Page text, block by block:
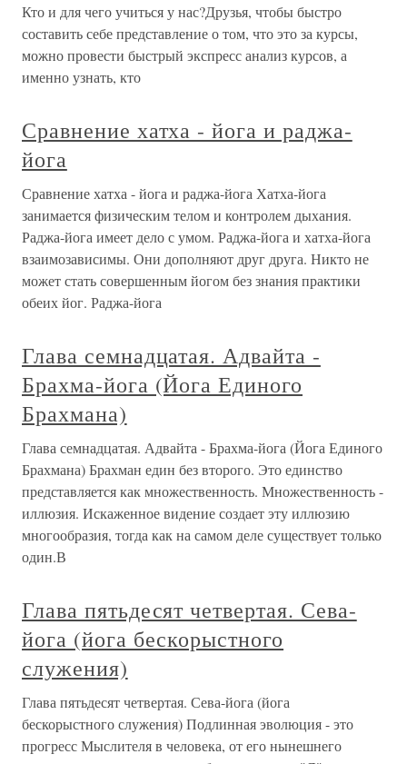
Кто и для чего учиться у нас?Друзья, чтобы быстро
составить себе представление о том, что это за курсы,
можно провести быстрый экспресс анализ курсов, а
именно узнать, кто
Сравнение хатха - йога и раджа-
йога
Сравнение хатха - йога и раджа-йога Хатха-йога
занимается физическим телом и контролем дыхания.
Раджа-йога имеет дело с умом. Раджа-йога и хатха-йога
взаимозависимы. Они дополняют друг друга. Никто не
может стать совершенным йогом без знания практики
обеих йог. Раджа-йога
Глава семнадцатая. Адвайта -
Брахма-йога (Йога Единого
Брахмана)
Глава семнадцатая. Адвайта - Брахма-йога (Йога Единого
Брахмана) Брахман един без второго. Это единство
представляется как множественность. Множественность -
иллюзия. Искаженное видение создает эту иллюзию
многообразия, тогда как на самом деле существует только
один.В
Глава пятьдесят четвертая. Сева-
йога (йога бескорыстного
служения)
Глава пятьдесят четвертая. Сева-йога (йога
бескорыстного служения) Подлинная эволюция - это
прогресс Мыслителя в человека, от его нынешнего